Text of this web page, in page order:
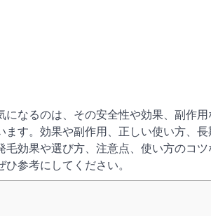
になるのは、その安全性や効果、副作
ます。効果や副作用、正しい使い方、
毛効果や選び方、注意点、使い方のコ
参考にしてください。